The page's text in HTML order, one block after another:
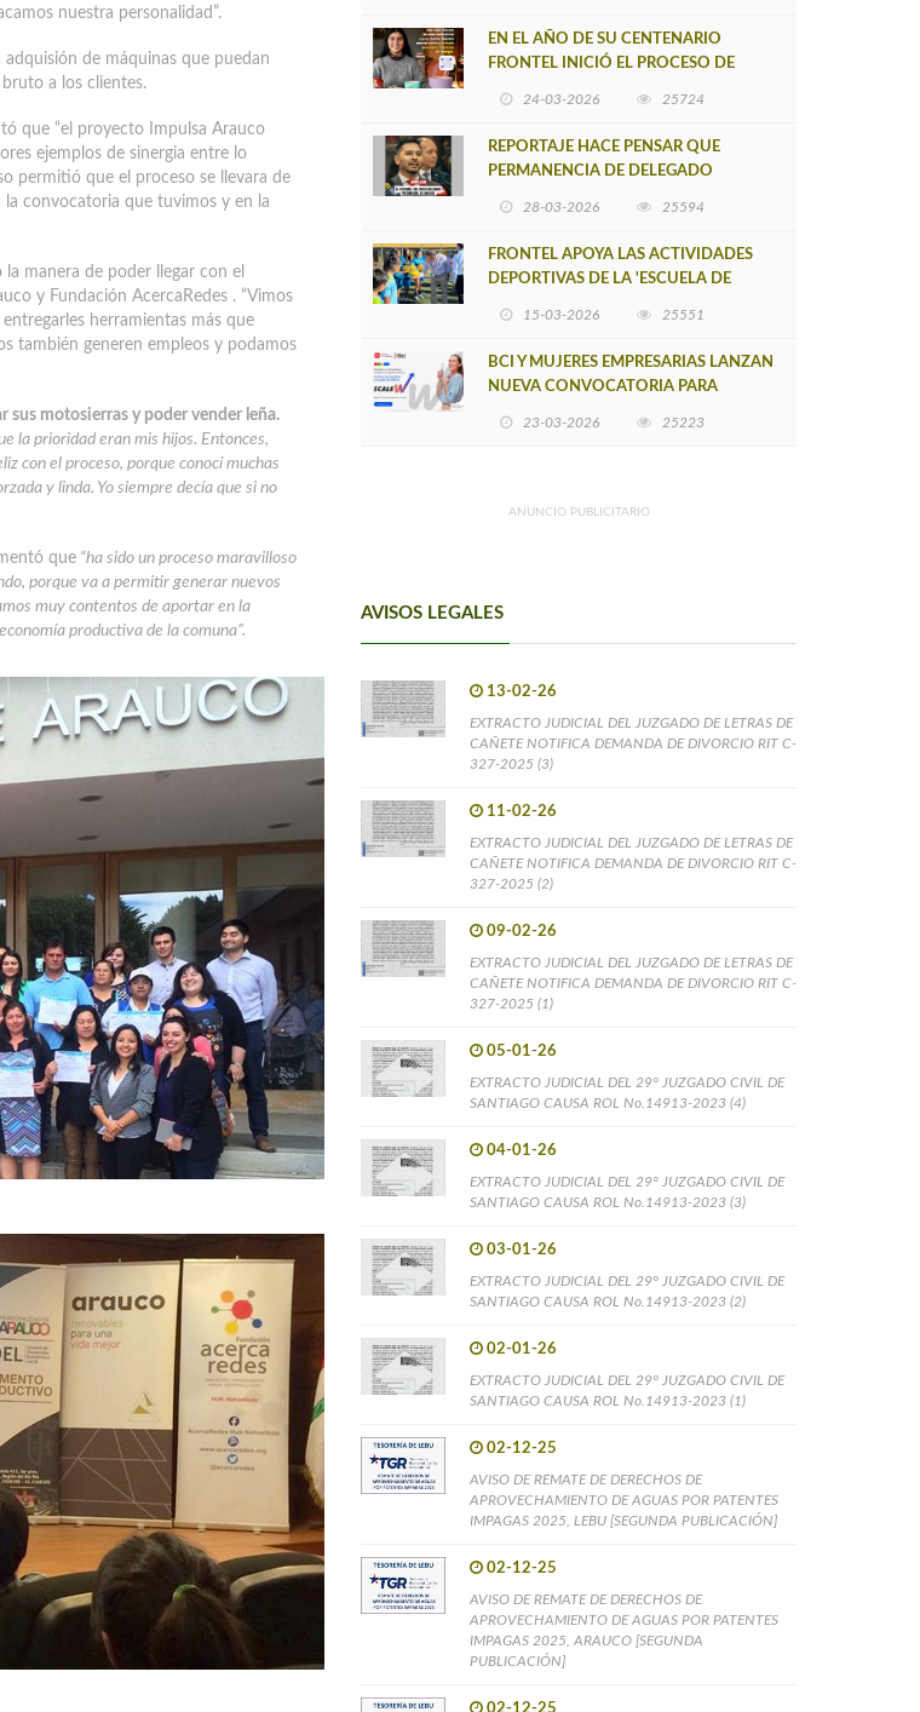
nuestra personalidad”.
de máquinas que puedan
a los clientes.
que “el proyecto Impulsa Arauco
ejemplos de sinergia entre lo
permitió que el proceso se llevara de
convocatoria que tuvimos y en la
manera de poder llegar con el
y Fundación AcercaRedes . “Vimos
herramientas más que
también generen empleos y podamos
sus motosierras y poder vender leña.
la prioridad eran mis hijos. Entonces,
con el proceso, porque conocí muchas
y linda. Yo siempre decía que si no
que “ha sido un proceso maravilloso
porque va a permitir generar nuevos
muy contentos de aportar en la
productiva de la comuna”.
EN EL AÑO DE SU CENTENARIO
FRONTEL INICIÓ EL PROCESO DE
24-03-2026 25724
REPORTAJE HACE PENSAR QUE
PERMANENCIA DE DELEGADO
28-03-2026 25594
FRONTEL APOYA LAS ACTIVIDADES
DEPORTIVAS DE LA 'ESCUELA DE
15-03-2026 25551
BCI Y MUJERES EMPRESARIAS LANZAN
NUEVA CONVOCATORIA PARA
23-03-2026 25223
ANUNCIO PUBLICITARIO
AVISOS LEGALES
13-02-26
EXTRACTO JUDICIAL DEL JUZGADO DE LETRAS DE
CAÑETE NOTIFICA DEMANDA DE DIVORCIO RIT C-
327-2025 (3)
11-02-26
EXTRACTO JUDICIAL DEL JUZGADO DE LETRAS DE
CAÑETE NOTIFICA DEMANDA DE DIVORCIO RIT C-
327-2025 (2)
09-02-26
EXTRACTO JUDICIAL DEL JUZGADO DE LETRAS DE
CAÑETE NOTIFICA DEMANDA DE DIVORCIO RIT C-
327-2025 (1)
05-01-26
EXTRACTO JUDICIAL DEL 29° JUZGADO CIVIL DE
SANTIAGO CAUSA ROL No.14913-2023 (4)
04-01-26
EXTRACTO JUDICIAL DEL 29° JUZGADO CIVIL DE
SANTIAGO CAUSA ROL No.14913-2023 (3)
03-01-26
EXTRACTO JUDICIAL DEL 29° JUZGADO CIVIL DE
SANTIAGO CAUSA ROL No.14913-2023 (2)
02-01-26
EXTRACTO JUDICIAL DEL 29° JUZGADO CIVIL DE
SANTIAGO CAUSA ROL No.14913-2023 (1)
02-12-25
AVISO DE REMATE DE DERECHOS DE
APROVECHAMIENTO DE AGUAS POR PATENTES
IMPAGAS 2025, LEBU [SEGUNDA PUBLICACIÓN]
02-12-25
AVISO DE REMATE DE DERECHOS DE
APROVECHAMIENTO DE AGUAS POR PATENTES
IMPAGAS 2025, ARAUCO [SEGUNDA
PUBLICACIÓN]